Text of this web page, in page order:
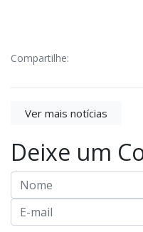
Compartilhe:
Ver mais notícias
Deixe um